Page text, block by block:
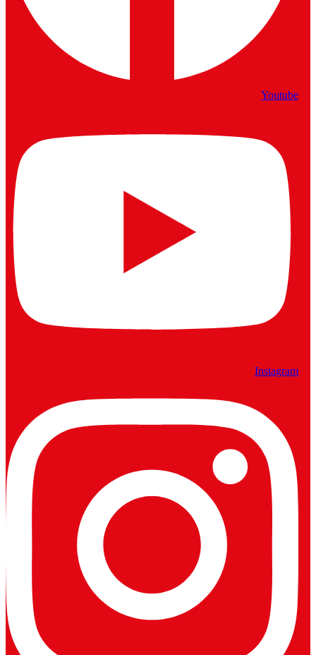
Youtube
Instagram